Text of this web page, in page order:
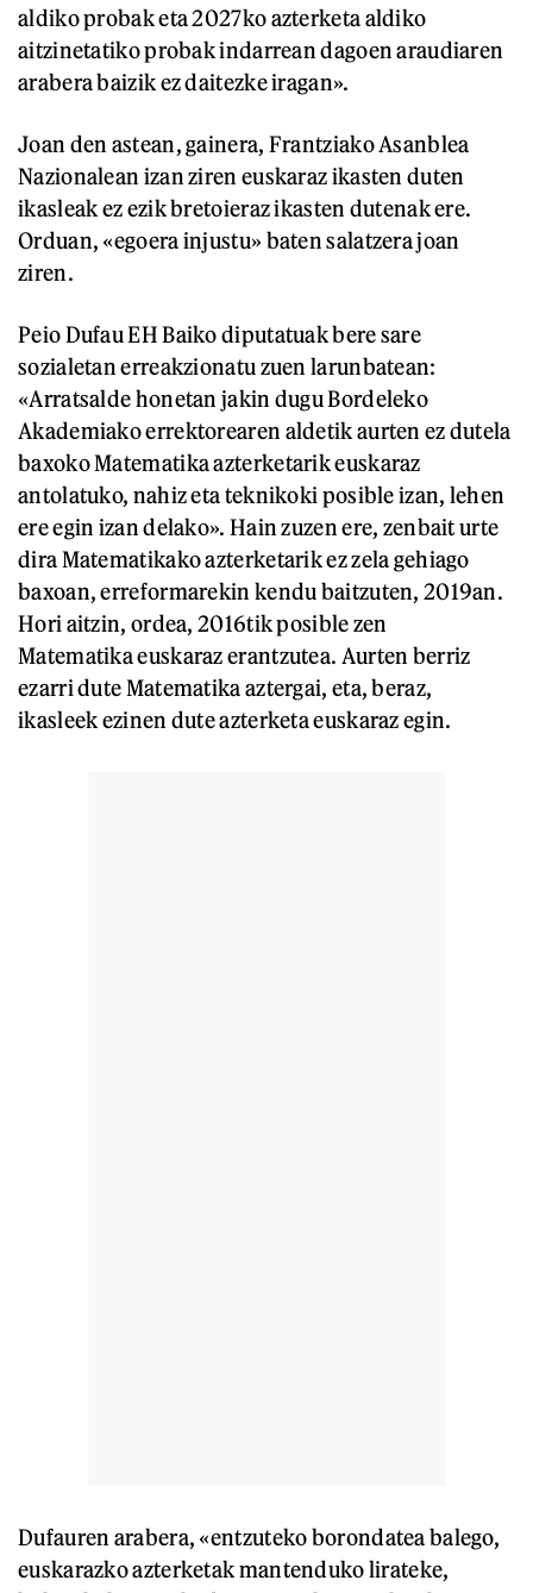
aldiko probak eta 2027ko azterketa aldiko
aitzinetatiko probak indarrean dagoen araudiaren
arabera baizik ez daitezke iragan».
Joan den astean, gainera, Frantziako Asanblea
Nazionalean izan ziren euskaraz ikasten duten
ikasleak ez ezik bretoieraz ikasten dutenak ere.
Orduan, «egoera injustu» baten salatzera joan
ziren.
Peio Dufau EH Baiko diputatuak bere sare
sozialetan erreakzionatu zuen larunbatean:
«Arratsalde honetan jakin dugu Bordeleko
Akademiako errektorearen aldetik aurten ez dutela
baxoko Matematika azterketarik euskaraz
antolatuko, nahiz eta teknikoki posible izan, lehen
ere egin izan delako». Hain zuzen ere, zenbait urte
dira Matematikako azterketarik ez zela gehiago
baxoan, erreformarekin kendu baitzuten, 2019an.
Hori aitzin, ordea, 2016tik posible zen
Matematika euskaraz erantzutea. Aurten berriz
ezarri dute Matematika aztergai, eta, beraz,
ikasleek ezinen dute azterketa euskaraz egin.
Dufauren arabera, «entzuteko borondatea balego,
euskarazko azterketak mantenduko lirateke,